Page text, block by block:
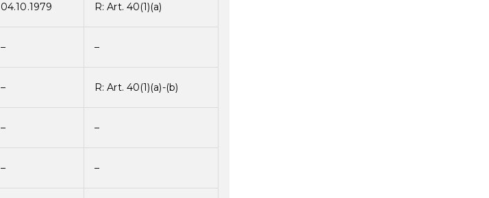
04.10.1979 R: Art. 40(1)(a)
– –
– R: Art. 40(1)(a)-(b)
– –
– –